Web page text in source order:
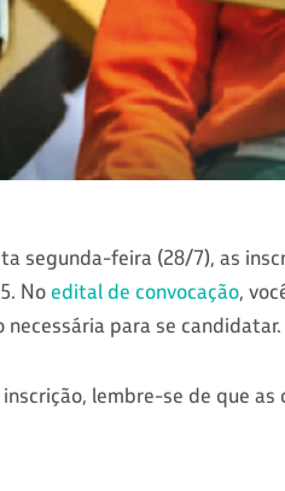
segunda-feira (28/7), as
No edital de convocação,
necessária para se candidatar.
lembre-se de que